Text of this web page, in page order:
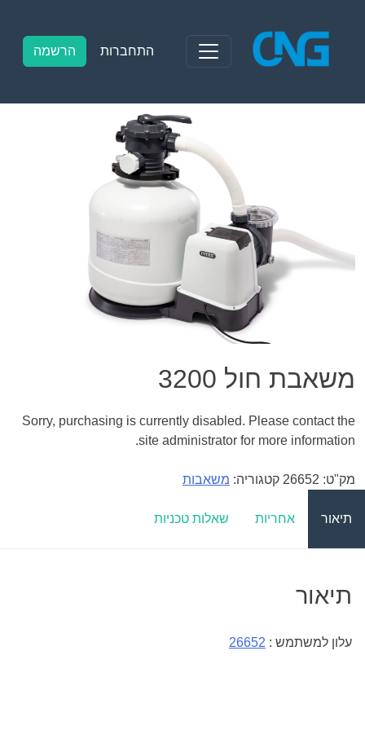
content
התחברות הרשמה
משאבת חול 3200
Sorry, purchasing is currently disabled. Please contact the
site administrator for more information.
מק"ט: 26652 קטגוריה: משאבות
תיאור אחריות שאלות טכניות
תיאור
עלון למשתמש : 26652